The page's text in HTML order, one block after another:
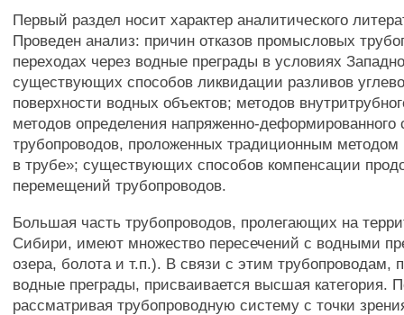
Первый раздел носит характер аналитического
Проведен анализ: причин отказов промысловых
переходах через водные преграды в условиях
существующих способов ликвидации разливов
поверхности водных объектов; методов
методов определения напряженно-деформированного
трубопроводов, проложенных традиционным
в трубе»; существующих способов компенсации
перемещений трубопроводов.
Большая часть трубопроводов, пролегающих на
Сибири, имеют множество пересечений с водными
озера, болота и т.п.). В связи с этим трубопроводам,
водные преграды, присваивается высшая категория.
рассматривая трубопроводную систему с точки